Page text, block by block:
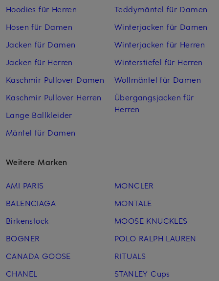
Hoodies für Herren
Hosen für Damen
Jacken für Damen
Jacken für Herren
Kaschmir Pullover Damen
Kaschmir Pullover Herren
Lange Ballkleider
Mäntel für Damen
Teddymäntel für Damen
Winterjacken für Damen
Winterjacken für Herren
Winterstiefel für Herren
Wollmäntel für Damen
Übergangsjacken für
Herren
Weitere Marken
AMI PARIS
BALENCIAGA
Birkenstock
BOGNER
CANADA GOOSE
CHANEL
MONCLER
MONTALE
MOOSE KNUCKLES
POLO RALPH LAUREN
RITUALS
STANLEY Cups